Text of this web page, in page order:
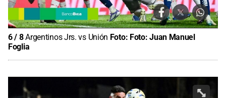
6/ 8Argentinos Jrs. vs Unión Foto: Foto: Juan Manuel
Foglia